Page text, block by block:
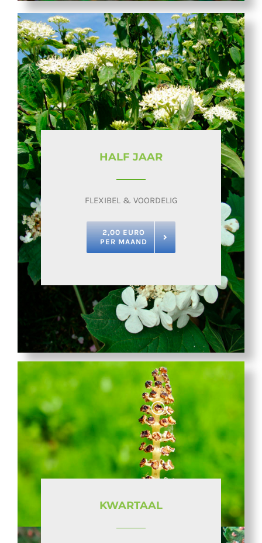
HALF JAAR
FLEXIBEL & VOORDELIG
2,00 EURO
PER MAAND
KWARTAAL